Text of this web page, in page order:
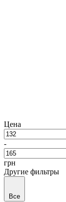
Цена
-
грн
Другие фильтры
Все